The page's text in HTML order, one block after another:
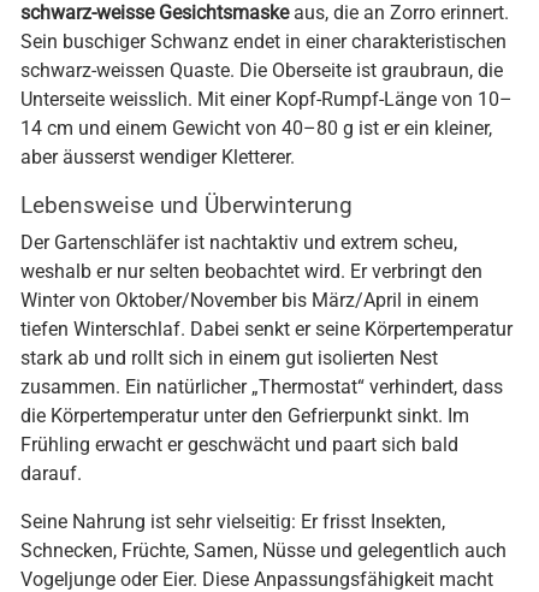
schwarz-weisse Gesichtsmaskeaus, die an Zorro erinnert.
Sein buschiger Schwanz endet in einer charakteristischen
schwarz-weissen Quaste. Die Oberseite ist graubraun, die
Unterseite weisslich. Mit einer Kopf-Rumpf-Länge von 10–
14 cm und einem Gewicht von 40–80 g ist er ein kleiner,
aber äusserst wendiger Kletterer.
Lebensweise und Überwinterung
Der Gartenschläfer ist nachtaktiv und extrem scheu,
weshalb er nur selten beobachtet wird. Er verbringt den
Winter von Oktober/November bis März/April in einem
tiefen Winterschlaf. Dabei senkt er seine Körpertemperatur
stark ab und rollt sich in einem gut isolierten Nest
zusammen. Ein natürlicher „Thermostat“ verhindert, dass
die Körpertemperatur unter den Gefrierpunkt sinkt. Im
Frühling erwacht er geschwächt und paart sich bald
darauf.
Seine Nahrung ist sehr vielseitig: Er frisst Insekten,
Schnecken, Früchte, Samen, Nüsse und gelegentlich auch
Vogeljunge oder Eier. Diese Anpassungsfähigkeit macht